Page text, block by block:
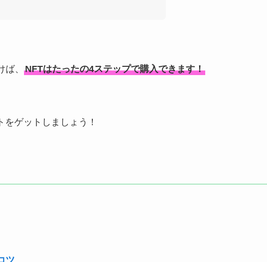
、 NFTはたったの4ステップで購入できます！
ゲットしましょう！